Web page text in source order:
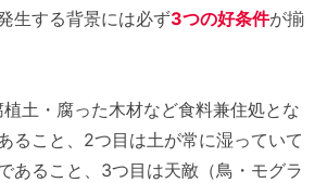
生する背景には必ず3つの好条件が揃
土・腐った木材など食料兼住処とな
ること、2つ目は土が常に湿っていて
あること、3つ目は天敵（鳥・モグラ